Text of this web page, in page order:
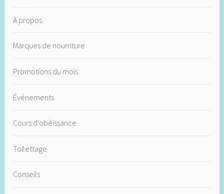
À propos
Marques de nourriture
Promotions du mois
Événements
Cours d’obéissance
Toilettage
Conseils